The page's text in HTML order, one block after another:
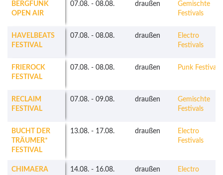
BERGFUNK
OPEN AIR
07.08. - 08.08. draußen
Gemischte
Festivals
HAVELBEATS
FESTIVAL
07.08. - 08.08. draußen
Electro
Festivals
FRIEROCK
FESTIVAL
07.08. - 08.08. draußen Punk Festivals
RECLAIM
FESTIVAL
07.08. - 09.08. draußen
Gemischte
Festivals
BUCHT DER
TRÄUMER*
FESTIVAL
13.08. - 17.08. draußen
Electro
Festivals
CHIMAERA
14.08. - 16.08. draußen
Electro